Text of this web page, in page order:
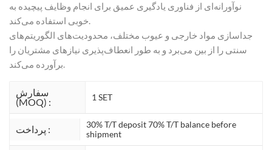
نوآورانه‌ای از فناوری یادگیری عمیق برای انجام وظایف پیچیده به
خوبی استفاده می‌کند.
جداسازی مواد خارجی و عیوب مختلف، محدودیت‌های الگوریتم‌های
سنتی را از بین می‌برد و به طور انعطاف‌پذیری نیازهای مشتریان را
برآورده می‌کند.
سفارش
(MOQ) :
1 SET
پرداخت :
30% T/T deposit 70% T/T balance before
shipment